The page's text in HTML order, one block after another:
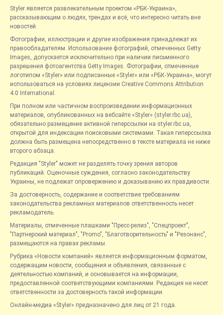
Styler является развлекательным проектом «РБК-Украина»,
рассказывающим о людях, трендах и всё, что интересно читать вне
новостей.
Фотографии, иллюстрации и другие изображения принадлежат их
правообладателям. Использование фотографий, отмеченных Getty
Images, допускается исключительно при наличии письменного
разрешения фотоагентства Getty Images. Фотографии, отмеченные
логотипом «Styler» или подписанные «Styler» или «РБК-Украина», могут
использоваться на условиях лицензии Creative Commons Attribution
4.0 International.
При полном или частичном воспроизведении информационных
материалов, опубликованных на вебсайте «Styler» (styler.rbc.ua),
обязательно размещение активной гиперссылки на styler.rbc.ua,
открытой для индексации поисковыми системами. Такая гиперссылка
должна быть размещена непосредственно в тексте материала не ниже
второго абзаца.
Редакция "Styler" может не разделять точку зрения авторов
публикаций. Оценочные суждения, согласно законодательству
Украины, не подлежат опровержению и доказыванию их правдивости.
За достоверность, содержание и соответствие требованиям
законодательства рекламных материалов ответственность несет
рекламодатель.
Материалы, отмеченные плашками "Пресс-релиз", "Спецпроект",
"Партнерский материал", "Promo", "Благотворительность" и "Резонанс",
размещаются на правах рекламы.
Рубрика «Новости компаний» является информационным форматом,
содержащим новости, сообщения и объявления, связанные с
деятельностью компаний, и основывается на информации,
предоставленной соответствующими компаниями. Редакция не несет
ответственности за достоверность такой информации.
Онлайн-медиа «Styler» предназначено для лиц от 21 года.